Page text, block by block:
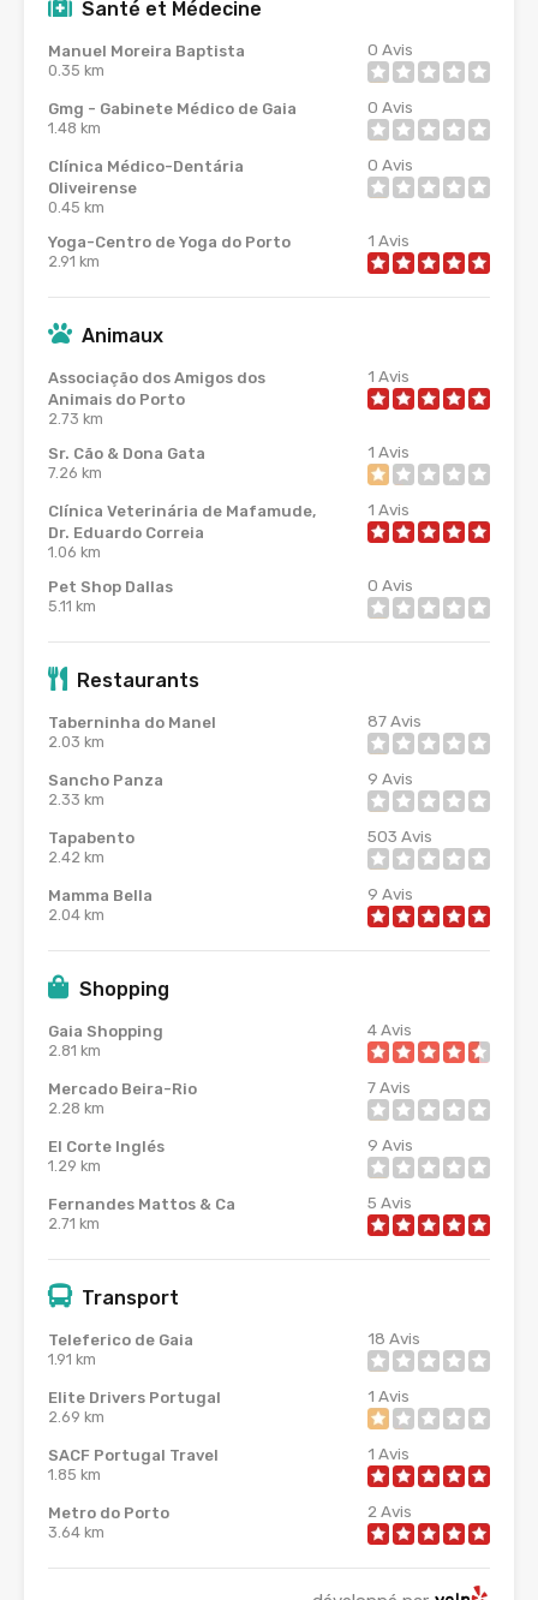
Santé et Médecine
Manuel Moreira Baptista
0.35 km
0 Avis
Gmg - Gabinete Médico de Gaia
1.48 km
0 Avis
Clínica Médico-Dentária
Oliveirense
0.45 km
0 Avis
Yoga-Centro de Yoga do Porto
2.91 km
1 Avis
Animaux
Associação dos Amigos dos
Animais do Porto
2.73 km
1 Avis
Sr. Cão & Dona Gata
7.26 km
1 Avis
Clínica Veterinária de Mafamude,
Dr. Eduardo Correia
1.06 km
1 Avis
Pet Shop Dallas
5.11 km
0 Avis
Restaurants
Taberninha do Manel
2.03 km
87Avis
Sancho Panza
2.33 km
9 Avis
Tapabento
2.42 km
503 Avis
Mamma Bella
2.04 km
9 Avis
Shopping
Gaia Shopping
2.81 km
4Avis
Mercado Beira-Rio
2.28 km
7Avis
El Corte Inglés
1.29 km
9 Avis
Fernandes Mattos & Ca
2.71 km
5 Avis
Transport
Teleferico de Gaia
1.91 km
18 Avis
Elite Drivers Portugal
2.69 km
1 Avis
SACF Portugal Travel
1.85 km
1 Avis
Metro do Porto
3.64 km
2 Avis